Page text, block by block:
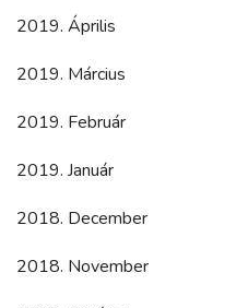
2019. Április
2019. Március
2019. Február
2019. Január
2018. December
2018. November